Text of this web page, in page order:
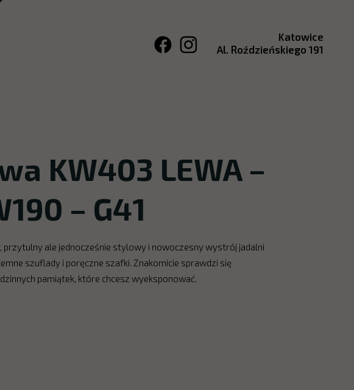
Katowice
Al. Roździeńskiego 191
KW403 LEWA –
– G41
ale jednocześnie stylowy i nowoczesny wystrój jadalni
szuflady i poręczne szafki. Znakomicie sprawdzi się
pamiątek, które chcesz wyeksponować.